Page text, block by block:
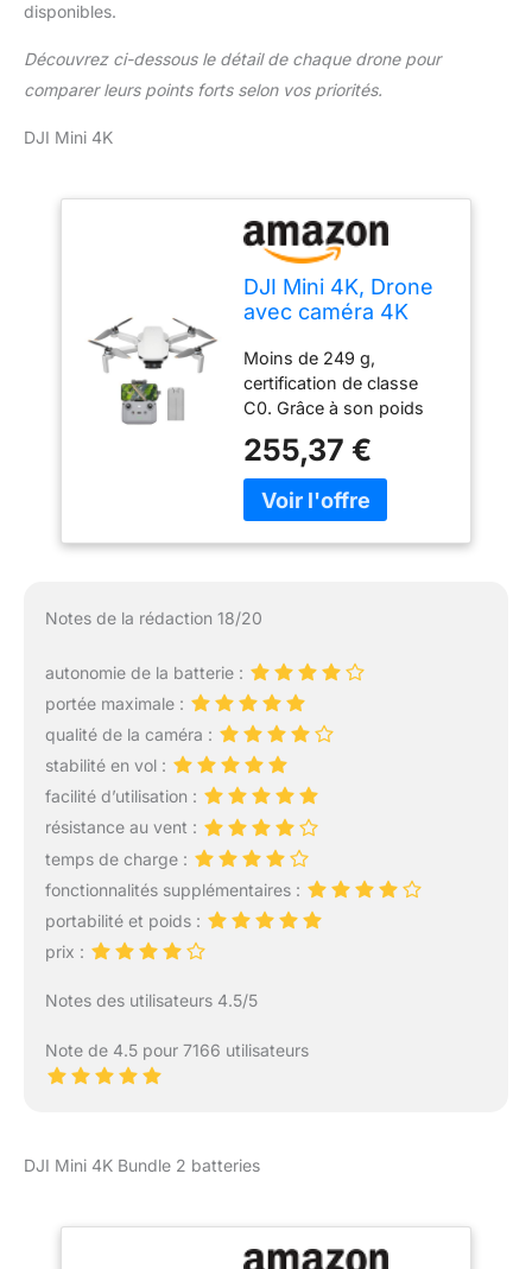
disponibles.
Découvrez ci-dessous le détail de chaque drone pour
comparer leurs points forts selon vos priorités.
DJI Mini 4K
DJI Mini 4K, Drone
avec caméra 4K
g
Moins de 249 g,
certification de classe
C0. Grâce à son poids
autorisé à voler dans les
catégories A1 et A3. Les
opérateurs ne sont pas
pour des images
saisissants dans toutes
les conditions de
luminosité, des levers de
soleil aux scènes de nuit.
La nacelle à 3 axes
garantit une stabilité
parfaite pour des
séquences dignes du
grand écran. Résistance
au vent de 38 km/h
(niveau 5) - Les moteurs
un décollage à des
000 mètres. En outre, la
batterie (31 min), deux
batteries (62 min) ou
255,37 €
Notes de la rédaction 18/20
autonomie de la batterie :
portée maximale :
qualité de la caméra :
stabilité en vol :
facilité d’utilisation :
résistance au vent :
temps de charge :
fonctionnalités supplémentaires :
portabilité et poids :
prix :
Notes des utilisateurs 4.5/5
Note de 4.5 pour 7166 utilisateurs
DJI Mini 4K Bundle 2 batteries